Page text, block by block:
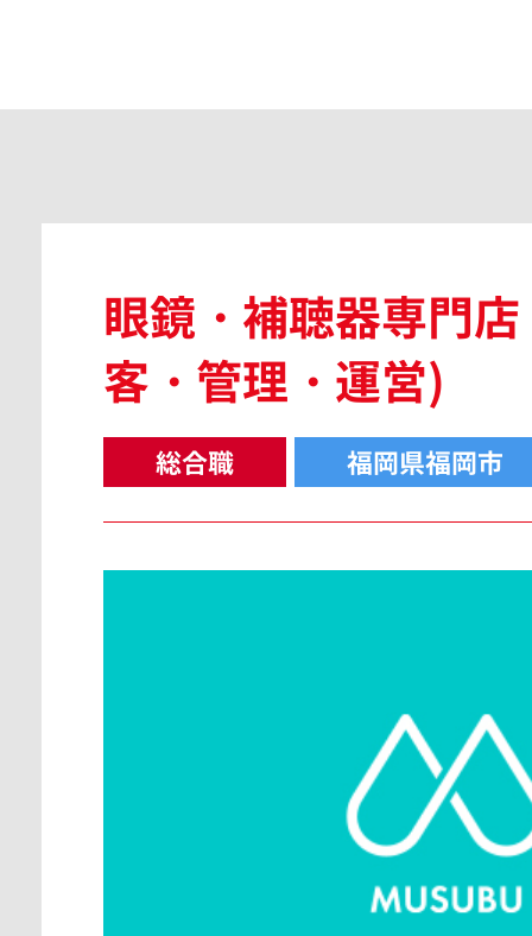
島根県
香川県
眼鏡・補聴器専門
客・管理・運営)
総合職 福岡県福岡市